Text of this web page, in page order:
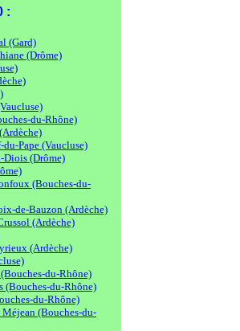
:
(Gard)
(Drôme)
du-Rhône)
du-Pape (Vaucluse)
(Drôme)
(Bouches-du-
de-Bauzon (Ardèche)
(Ardèche)
(Ardèche)
du-Rhône)
(Bouches-du-Rhône)
du-Rhône)
Méjean (Bouches-du-